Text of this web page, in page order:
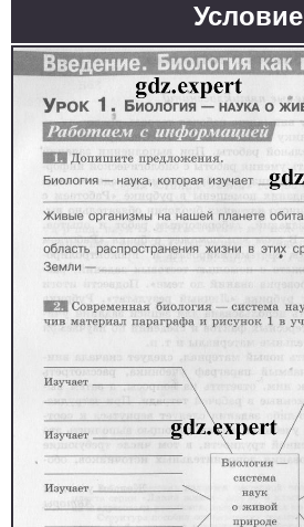
Условие